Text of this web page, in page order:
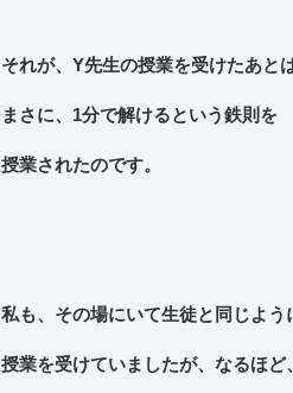
それが、Y先生の授業を受けたあとは
まさに、1分で解けるという鉄則を
授業されたのです。
私も、その場にいて生徒と同じよう
授業を受けていましたが、なるほど、